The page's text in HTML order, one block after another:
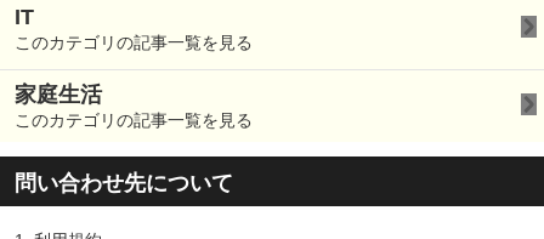
IT
このカテゴリの記事一覧を見る
家庭生活
このカテゴリの記事一覧を見る
問い合わせ先について